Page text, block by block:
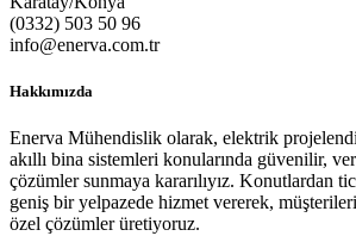
(0332) 503 50 96
info@enerva.com.tr
Hakkımızda
Enerva Mühendislik olarak, elektrik
akıllı bina sistemleri konularında güvenilir,
çözümler sunmaya kararılıyız. Konutlardan
geniş bir yelpazede hizmet vererek,
özel çözümler üretiyoruz.